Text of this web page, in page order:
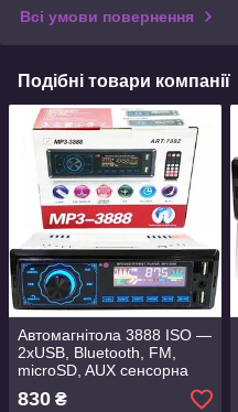
Всі умови повернення
Подібні товари компанії
Автомагнітола 3888 ISO —
2xUSB, Bluetooth, FM,
microSD, AUX сенсорна
магнітола
830 ₴